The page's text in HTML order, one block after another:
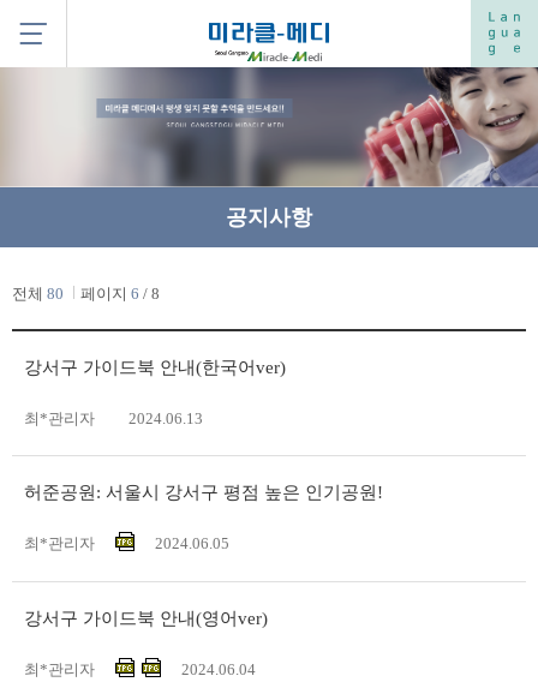
공지사항
전체 80 페이지 6 / 8
강서구 가이드북 안내(한국어ver)
최*관리자 2024.06.13
허준공원: 서울시 강서구 평점 높은 인기공원!
최*관리자 2024.06.05
강서구 가이드북 안내(영어ver)
최*관리자 2024.06.04